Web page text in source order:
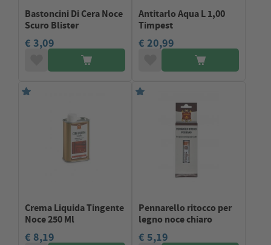
Bastoncini Di Cera Noce
Scuro Blister
€ 3,09
Antitarlo Aqua L 1,00
Timpest
€ 20,99
Crema Liquida Tingente
Noce 250 Ml
€ 8,19
Pennarello ritocco per
legno noce chiaro
€ 5,19